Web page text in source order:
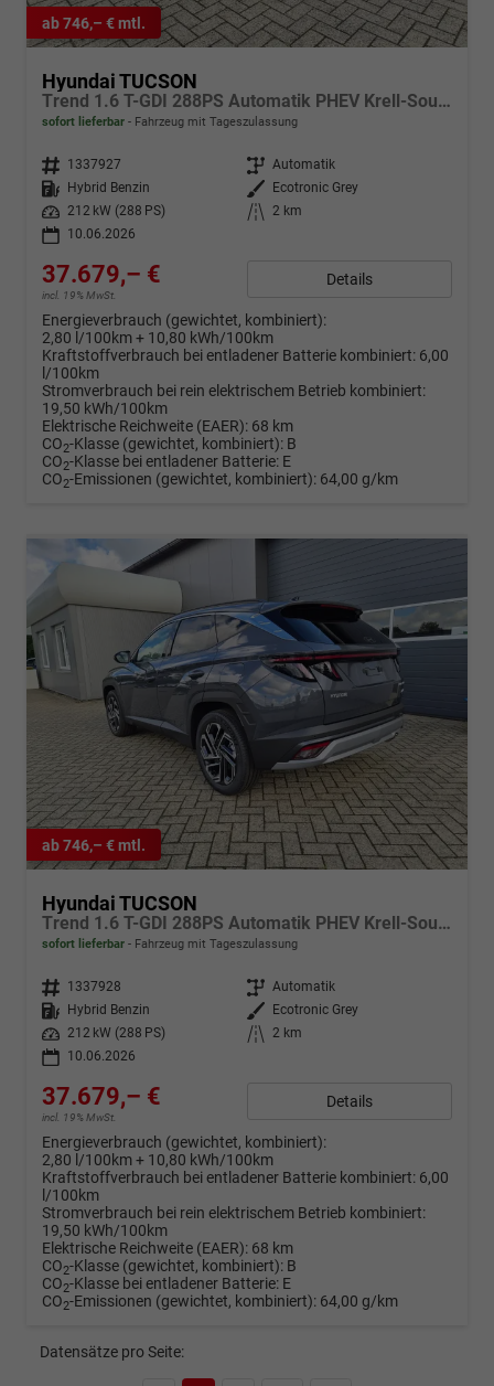
ab 746,– € mtl.
Hyundai TUCSON
Trend 1.6 T-GDI 288PS Automatik PHEV Krell-Sound Teill-Leder elektr. Heckklappe ACC Klimaautomatik Sitzheizung Lenkrandheizung Navi PDC v+h Rückf.Kamera Apple CarPlay + Android Auto 2xKeyless 19-LM vollelektr. Reichweite 68KM
sofort lieferbar Fahrzeug mit Tageszulassung
Fahrzeugnr. 1337927 Getriebe Automatik
Kraftstoff
Hybrid Benzin Außenfarbe
Ecotronic Grey
Leistung
212 kW (288 PS) Kilometerstand
2 km
10.06.2026
37.679,– €
incl. 19% MwSt.
Details
Energieverbrauch (gewichtet, kombiniert):
2,80 l/100km + 10,80 kWh/100km
Kraftstoffverbrauch bei entladener Batterie kombiniert: 6,00
l/100km
Stromverbrauch bei rein elektrischem Betrieb kombiniert:
19,50 kWh/100km
Elektrische Reichweite (EAER): 68 km
CO2-Klasse (gewichtet, kombiniert): B
CO2-Klasse bei entladener Batterie: E
CO2-Emissionen (gewichtet, kombiniert): 64,00 g/km
ab 746,– € mtl.
Hyundai TUCSON
Trend 1.6 T-GDI 288PS Automatik PHEV Krell-Sound Teill-Leder elektr. Heckklappe ACC Klimaautomatik Sitzheizung Lenkrandheizung Navi PDC v+h Rückf.Kamera Apple CarPlay + Android Auto 2xKeyless 19-LM vollelektr. Reichweite 68KM
sofort lieferbar Fahrzeug mit Tageszulassung
Fahrzeugnr. 1337928 Getriebe Automatik
Kraftstoff
Hybrid Benzin Außenfarbe
Ecotronic Grey
Leistung
212 kW (288 PS) Kilometerstand
2 km
10.06.2026
37.679,– €
incl. 19% MwSt.
Details
Energieverbrauch (gewichtet, kombiniert):
2,80 l/100km + 10,80 kWh/100km
Kraftstoffverbrauch bei entladener Batterie kombiniert: 6,00
l/100km
Stromverbrauch bei rein elektrischem Betrieb kombiniert:
19,50 kWh/100km
Elektrische Reichweite (EAER): 68 km
CO2-Klasse (gewichtet, kombiniert): B
CO2-Klasse bei entladener Batterie: E
CO2-Emissionen (gewichtet, kombiniert): 64,00 g/km
Datensätze pro Seite: